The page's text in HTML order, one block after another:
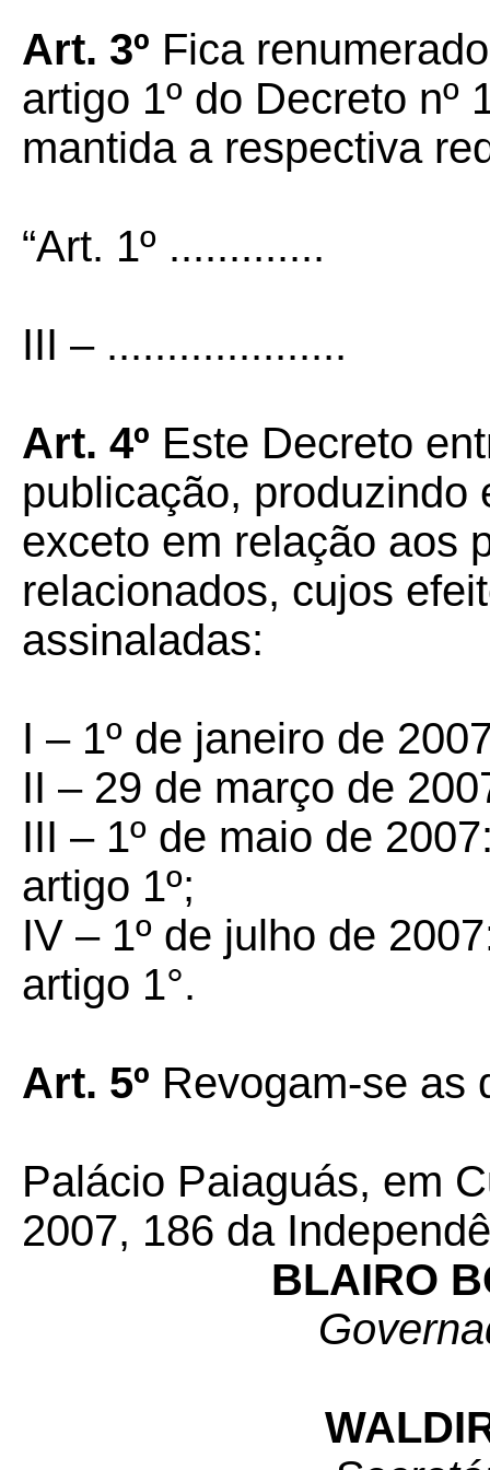
Art. 3º Fica
artigo 1º do Decreto nº
mantida a respectiva
“Art. 1º .............
III – ....................
Art. 4º Este Decreto
publicação, produzindo
exceto em relação aos
relacionados, cujos
assinaladas:
I – 1º de janeiro de
II – 29 de março de
III – 1º de maio de
artigo 1º;
IV – 1º de julho de
artigo 1°.
Art. 5º Revogam-se as
Palácio Paiaguás, em
2007, 186 da
BLAIRO